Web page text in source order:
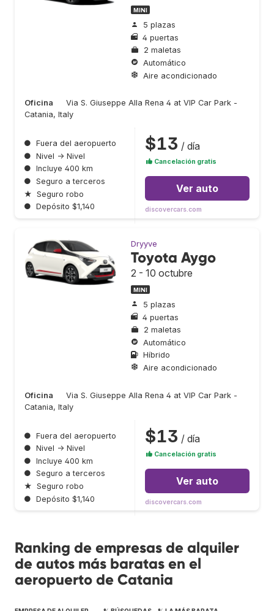
MINI
5 plazas
4 puertas
2 maletas
Automático
Aire acondicionado
Oficina
Via S. Giuseppe Alla Rena 4 at VIP Car Park -
Catania, Italy
● Fuera del aeropuerto
● Nivel → Nivel
● Incluye 400 km
● Seguro a terceros
★ Seguro robo
● Depósito $1,140
$13 / día
Cancelación gratis
Ver auto
discovercars.com
Dryyve
Toyota Aygo
2 - 10 octubre
MINI
5 plazas
4 puertas
2 maletas
Automático
Híbrido
Aire acondicionado
Oficina
Via S. Giuseppe Alla Rena 4 at VIP Car Park -
Catania, Italy
● Fuera del aeropuerto
● Nivel → Nivel
● Incluye 400 km
● Seguro a terceros
★ Seguro robo
● Depósito $1,140
$13 / día
Cancelación gratis
Ver auto
discovercars.com
Ranking de empresas de alquiler
de autos más baratas en el
aeropuerto de Catania